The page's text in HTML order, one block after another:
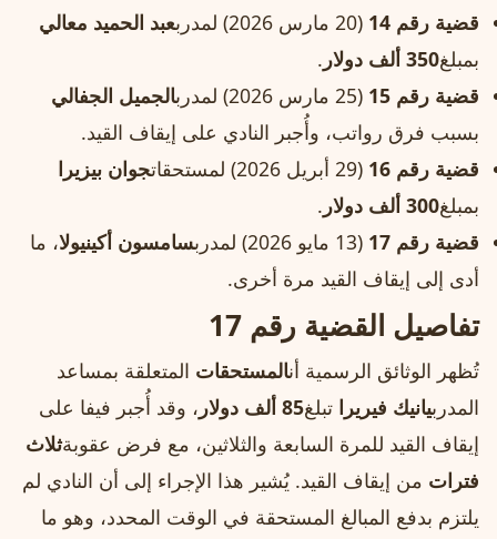
قضية رقم 14
(20 مارس 2026) لمدرب
عبد الحميد معالي
بمبلغ350 ألف دولار
.
قضية رقم 15
(25 مارس 2026) لمدرب
الجميل الجفالي
بسبب فرق رواتب، وأُجبر النادي على إيقاف القيد.
قضية رقم 16
(29 أبريل 2026) لمستحقات
جوان بيزيرا
بمبلغ300 ألف دولار
.
قضية رقم 17
(13 مايو 2026) لمدرب سامسون أكينيولا، ما
أدى إلى إيقاف القيد مرة أخرى.
تفاصيل القضية رقم 17
تُظهر الوثائق الرسمية أنالمستحقات المتعلقة بمساعد
المدربيانيك فيريرا تبلغ85 ألف دولار
، وقد أُجبر فيفا على
إيقاف القيد للمرة السابعة والثلاثين، مع فرض عقوبةثلاث
فترات من إيقاف القيد. يُشير هذا الإجراء إلى أن النادي لم
يلتزم بدفع المبالغ المستحقة في الوقت المحدد، وهو ما